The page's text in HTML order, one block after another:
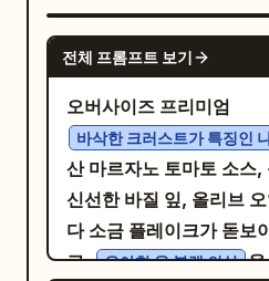
시피 포스터처럼 느껴지
“山野入席，风土成章”;
위로 학 모양의 작은 브랜
배경: 안개 낀 운남 산맥
어두운 테이블. 2. 브랜드 기원 슬라이드: 타이
틀 “品牌缘起”; 브랜드
대한 서브타이틀. 왼쪽
오른쪽 산악 풍경을 사용
기원, 포지셔닝을 설명하
스트 블록과 작은 붉은색
장 가치가 있고 즉각적으
품 시스템: 4가지 실제
질감, 감성적 정체성에 따
면서도 하나의 프리미엄
야 합니다. 추천 라인업:
Brownie 2.
Cookie Dough 4. Mint
출, 사실적인 색감, 부드
프리미엄 카페 분위기
백이 충분한 4:5 세로 구
고 없음, 텍스트 없음.
전체 프롬프트 보기
오버사이즈 프리미엄
바삭한 크러스트가 특징인
산 마르자노 토마토 소스,
신선한 바질 잎, 올리브
다 소금 플레이크가 돋보
고. 우아한 올 블랙 의상